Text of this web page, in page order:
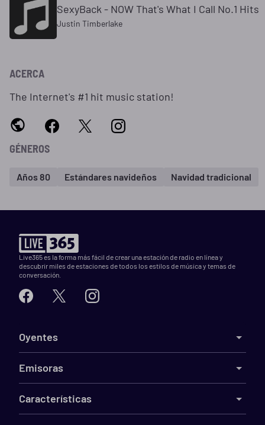
SexyBack - NOW That's What I Call No.1 Hits
Justin Timberlake
ACERCA
The Internet's #1 hit music station!
GÉNEROS
Años 80 Estándares navideños Navidad tradicional
Live365 es la forma más fácil de crear una estación de radio en línea y
descubrir miles de estaciones de todos los estilos de música y temas de
conversación.
Oyentes
Emisoras
Características